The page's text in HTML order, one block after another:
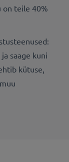
on teile 40%
saage kuni
kütuse,